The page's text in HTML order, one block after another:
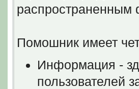
распространенным
Помошник имеет
Информация -
пользователей